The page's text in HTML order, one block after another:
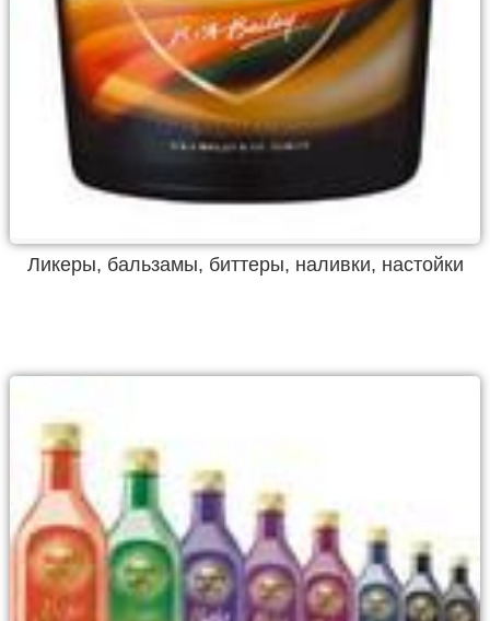
Ликеры, бальзамы, биттеры, наливки, настойки